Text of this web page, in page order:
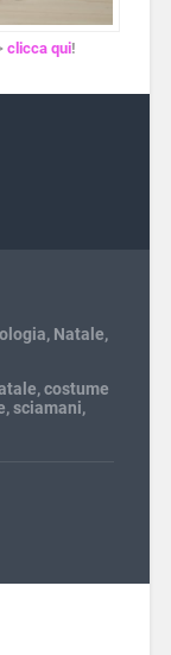
clicca qui!
, Natale,
,costume
,sciamani,